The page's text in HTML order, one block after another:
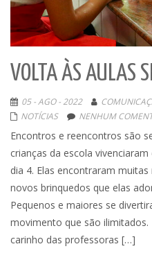
VOLTA ÀS AULAS
05 - AGO - 2022
NOTÍCIAS
NENHUM
Encontros e reencontros são
crianças da escola
dia 4. Elas encontraram
novos brinquedos que elas
Pequenos e maiores se
movimento que são
carinho das professoras […]